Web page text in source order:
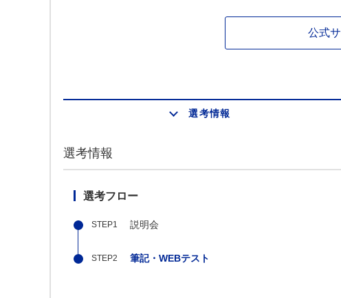
公式
選考情報
選考情報
選考フロー
説明会
筆記・WEBテスト